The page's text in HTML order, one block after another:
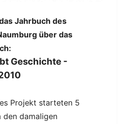
Jahrbuch des
über das
Geschichte -
Projekt starteten 5
den damaligen